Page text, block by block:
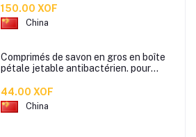
80g
150.00 XOF
China
Comprimés de savon en gros en boîte
pétale jetable antibactérien. pour
des mini comprimés de lavage des
mains en papier savon
44.00 XOF
China